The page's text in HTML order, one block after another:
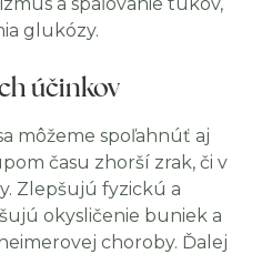
glukózy.
účinkov
môžeme spoľahnúť aj
času zhorší zrak, či v
Zlepšujú fyzickú a
okysličenie buniek a
choroby. Ďalej